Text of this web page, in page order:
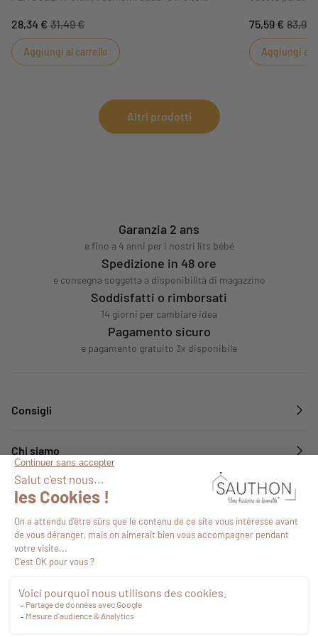
due lenzuola ovali in cotone 100% per culle.
Morbide e traspiranti, le lenzuola Original Bleu Aqua
regalano al bambino sonni tranquilli.
28,34 € 31,49 €
Aggiungi al carrello
140x70 cm. Il
tocco di
bambino.
abbinato a
75,59 € 83,99
Aggiungi al
Altri prodotti
Garanzia 2 ans
e fino a 4 anni per i nostri lits bébé
Spedizione in 48 ore
e consegna soggetta a disponibilità di magazzino
Soddisfatti o rimborsati
14 giorni per cambiare idea
Pagamento sicuro
e pagamento gratuito 3x disponibile
Consigli
Chi siamo
Servizi
Seguiteci